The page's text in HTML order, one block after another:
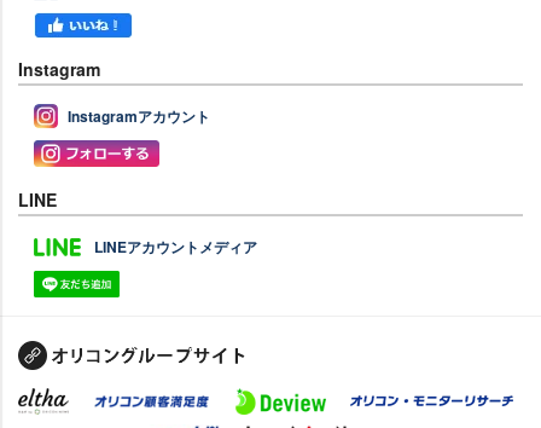
Instagram
Instagramアカウント
LINE
LINEアカウントメディア